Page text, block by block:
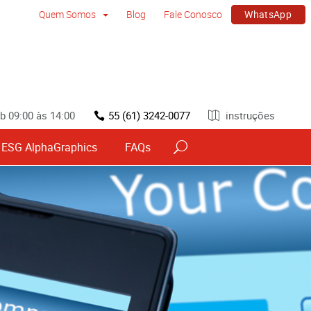
Quem Somos Blog Fale Conosco WhatsApp
09:00 às 14:00 55 (61) 3242-0077 instruções
ESG AlphaGraphics FAQs